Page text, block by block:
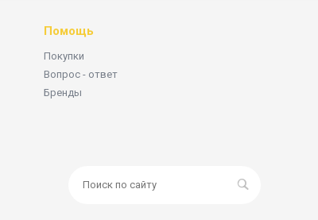
Помощь
Покупки
Вопрос - ответ
Бренды